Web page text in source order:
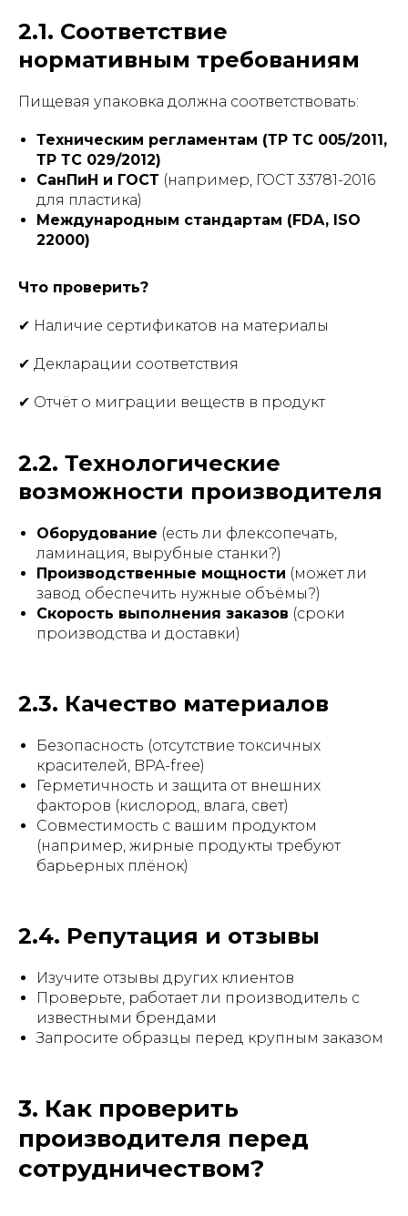
2.1. Соответствие
нормативным требованиям
Пищевая упаковка должна соответствовать:
Техническим регламентам (ТР ТС 005/2011,
ТР ТС 029/2012)
СанПиН и ГОСТ (например, ГОСТ 33781-2016
для пластика)
Международным стандартам (FDA, ISO
22000)
Что проверить?
✔ Наличие сертификатов на материалы
✔ Декларации соответствия
✔ Отчёт о миграции веществ в продукт
2.2. Технологические
возможности производителя
Оборудование (есть ли флексопечать,
ламинация, вырубные станки?)
Производственные мощности (может ли
завод обеспечить нужные объёмы?)
Скорость выполнения заказов (сроки
производства и доставки)
2.3. Качество материалов
Безопасность (отсутствие токсичных
красителей, BPA-free)
Герметичность и защита от внешних
факторов (кислород, влага, свет)
Совместимость с вашим продуктом
(например, жирные продукты требуют
барьерных плёнок)
2.4. Репутация и отзывы
Изучите отзывы других клиентов
Проверьте, работает ли производитель с
известными брендами
Запросите образцы перед крупным заказом
3. Как проверить
производителя перед
сотрудничеством?